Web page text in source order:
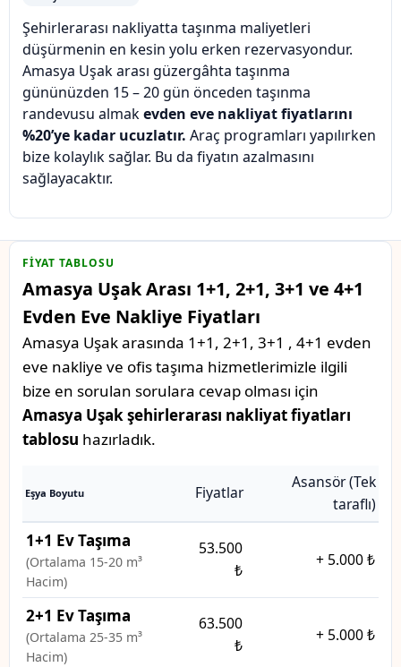
Şehirlerarası nakliyatta taşınma maliyetleri
düşürmenin en kesin yolu erken rezervasyondur.
Amasya Uşak arası güzergâhta taşınma
gününüzden 15 – 20 gün önceden taşınma
randevusu almakevden eve nakliyat fiyatlarını
%20’ye kadar ucuzlatır. Araç programları yapılırken
bize kolaylık sağlar. Bu da fiyatın azalmasını
sağlayacaktır.
FIYAT TABLOSU
Amasya Uşak Arası 1+1, 2+1, 3+1 ve 4+1
Evden Eve Nakliye Fiyatları
Amasya Uşak arasında 1+1, 2+1, 3+1 , 4+1 evden
eve nakliye ve ofis taşıma hizmetlerimizle ilgili
bize en sorulan sorulara cevap olması için
Amasya Uşak şehirlerarası nakliyat fiyatları
tablosu hazırladık.
Eşya Boyutu Fiyatlar
Asansör (Tek
taraflı)
1+1 Ev Taşıma
(Ortalama 15-20 m³
Hacim)
53.500
₺
+ 5.000 ₺
2+1 Ev Taşıma
(Ortalama 25-35 m³
Hacim)
63.500
₺
+ 5.000 ₺